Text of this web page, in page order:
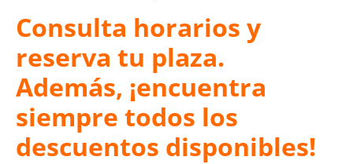
Consulta horarios y
reserva tu plaza.
Además, ¡encuentra
siempre todos los
descuentos disponibles!